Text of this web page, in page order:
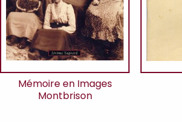
Mémoire en Images
Montbrison